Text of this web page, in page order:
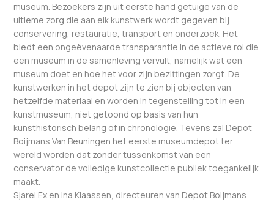
museum. Bezoekers zijn uit eerste hand getuige van de
ultieme zorg die aan elk kunstwerk wordt gegeven bij
conservering, restauratie, transport en onderzoek. Het
biedt een ongeëvenaarde transparantie in de actieve rol die
een museum in de samenleving vervult, namelijk wat een
museum doet en hoe het voor zijn bezittingen zorgt. De
kunstwerken in het depot zijn te zien bij objecten van
hetzelfde materiaal en worden in tegenstelling tot in een
kunstmuseum, niet getoond op basis van hun
kunsthistorisch belang of in chronologie. Tevens zal Depot
Boijmans Van Beuningen het eerste museumdepot ter
wereld worden dat zonder tussenkomst van een
conservator de volledige kunstcollectie publiek toegankelijk
maakt.
Sjarel Ex en Ina Klaassen, directeuren van Depot Boijmans